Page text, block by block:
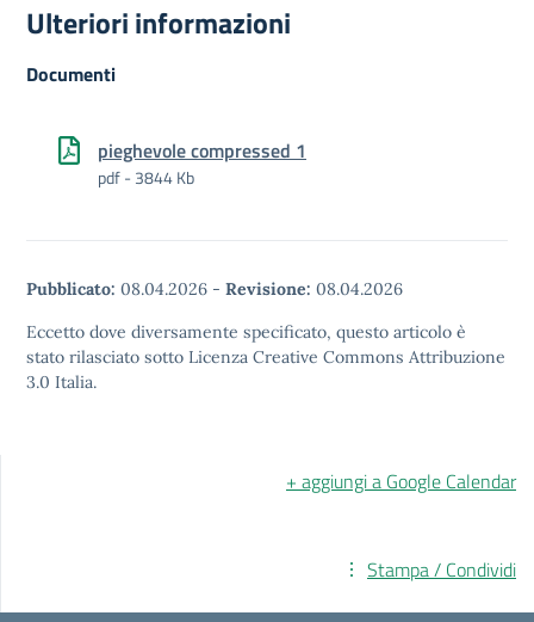
Ulteriori informazioni
Documenti
pieghevole compressed 1
pdf - 3844 Kb
Pubblicato: 08.04.2026 - Revisione: 08.04.2026
Eccetto dove diversamente specificato, questo articolo è
stato rilasciato sotto Licenza Creative Commons Attribuzione
3.0 Italia.
+ aggiungi a Google Calendar
Stampa / Condividi